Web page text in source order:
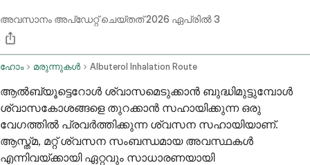
അവസാനം അപ്ഡേറ്റ് ചെയ്തത്2026 ഏപ്രിൽ 3
ഹോം മരുന്നുകൾ Albuterol Inhalation Route
ആൽബ്യൂട്ടെറോൾ ശ്വാസമെടുക്കാൻ ബുദ്ധിമുട്ടുമ്പോൾ
ശ്വാസകോശങ്ങളെ തുറക്കാൻ സഹായിക്കുന്ന ഒരു
വേഗത്തിൽ പ്രവർത്തിക്കുന്ന ശ്വസന സഹായിയാണ്.
ആസ്ത്മ, മറ്റ് ശ്വസന സംബന്ധമായ അവസ്ഥകൾ
എന്നിവയ്ക്കായി ഏറ്റവും സാധാരണയായി